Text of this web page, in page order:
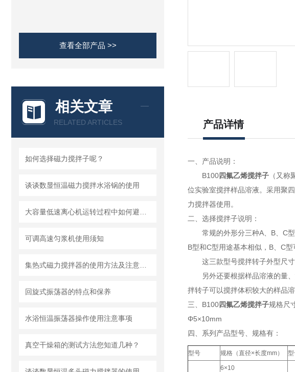
查看全部产品 >>
相关文章
RELATED ARTICLES
如何选择磁力搅拌子呢？
谈谈数显恒温磁力搅拌水浴锅的使用
可调高速匀浆机使用须知
回旋式振荡器的特点和保养
水浴恒温振荡器操作使用注意事项
真空干燥箱的测试方法您知道几种？
产品详情
一、产品说明：
B100四氟乙烯搅拌子（又称
位实验室搅拌样品溶液。 采用聚
力搅拌器使用。
二、选择搅拌子说明：
常规的外形分三种A、B、C
B型和C型用途基本相似，B、C型
这三款型号搅拌转子外型尺
另外还要根据样品溶液的量
拌转子可以搅拌体积较大的样品
三、B100四氟乙烯搅拌子规格尺
Φ5×10mm
四、系列产品型号、规格有：
型号 规格（直径×长度mm） 型
6×10